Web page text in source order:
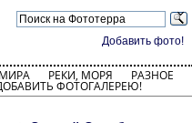
Добавить фото!
РЕКИ, МОРЯ РАЗНОЕ
ФОТОГАЛЕРЕЮ!